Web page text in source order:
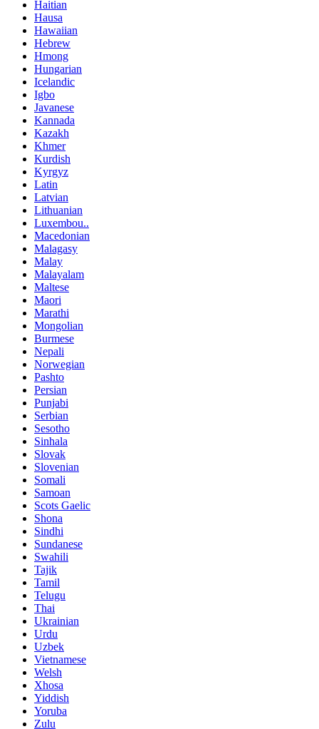
Haitian
Hausa
Hawaiian
Hebrew
Hmong
Hungarian
Icelandic
Igbo
Javanese
Kannada
Kazakh
Khmer
Kurdish
Kyrgyz
Latin
Latvian
Lithuanian
Luxembou..
Macedonian
Malagasy
Malay
Malayalam
Maltese
Maori
Marathi
Mongolian
Burmese
Nepali
Norwegian
Pashto
Persian
Punjabi
Serbian
Sesotho
Sinhala
Slovak
Slovenian
Somali
Samoan
Scots Gaelic
Shona
Sindhi
Sundanese
Swahili
Tajik
Tamil
Telugu
Thai
Ukrainian
Urdu
Uzbek
Vietnamese
Welsh
Xhosa
Yiddish
Yoruba
Zulu